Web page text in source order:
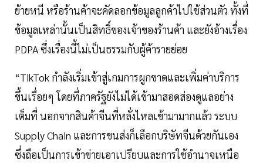
ย้ายหนี หรือร้านค้าจะคัดลอกข้อมูลลูกค้าไปใช้ส่วนตัว ทั้งที่
ข้อมูลเหล่านั้นเป็นสิทธิ์ของเจ้าของร้านค้า และยังอ้างเรื่อง
PDPA ซึ่งเรื่องนี้ไม่เป็นธรรมกับผู้ค้ารายย่อย
“TikTok กำลังเริ่มเข้าสู่เกมการผูกขาดและเพิ่มค่าบริการ
ขึ้นเรื่อยๆ โดยที่ภาครัฐยังไม่ได้เข้ามาสอดส่องดูแลอย่าง
เต็มที่ นอกจากสินค้าจีนที่หลั่งไหลเข้ามามากแล้ว ระบบ
Supply Chain และการขนส่งก็เลือกบริษัทจีนด้วยกันเอง
ซึ่งถือเป็นการเข้าข่ายเอาเปรียบและการใช้อำนาจเหนือ